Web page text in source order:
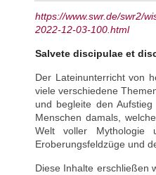
https://www.swr.de/swr2/
2022-12-03-100.html
Salvete discipulae et
Der Lateinunterricht von
viele verschiedene
und begleite den
Menschen damals,
Welt voller
Eroberungsfeldzüge und
Diese Inhalte erschließen